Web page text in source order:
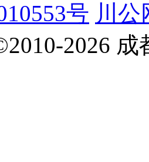
号 川公
2026